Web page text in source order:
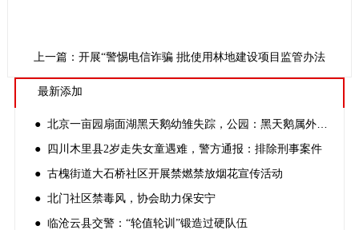
上一篇：开展“警惕电信诈骗 提高防范能力 守护好您的钱袋子”主
下一篇：福建省出台已审核审批使用林地建设项目监管办法
最新添加
● 北京一亩园扇面湖黑天鹅幼雏失踪，公园：黑天鹅属外来物种，已报警并加强园区监控
● 四川木里县2岁走失女童遇难，警方通报：排除刑事案件
● 古槐街道大石桥社区开展禁燃禁放烟花宣传活动
● 北门社区禁毒风，协会助力保安宁
● 临沧云县交警：“轮值轮训”锻造过硬队伍